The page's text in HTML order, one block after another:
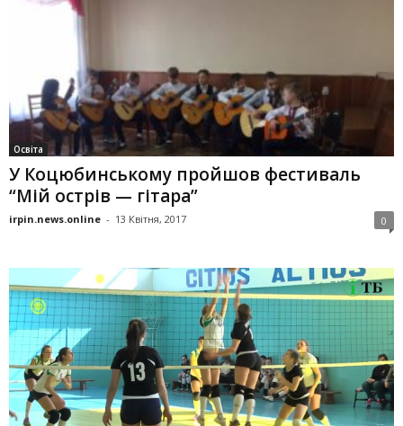
Освіта
У Коцюбинському пройшов фестиваль
“Мій острів — гітара”
irpin.news.online - 13 Квітня, 2017 0